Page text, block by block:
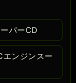
パーCD
ンジンスー